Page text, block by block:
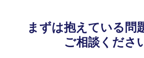
まずは抱えている問
ご相談くださ